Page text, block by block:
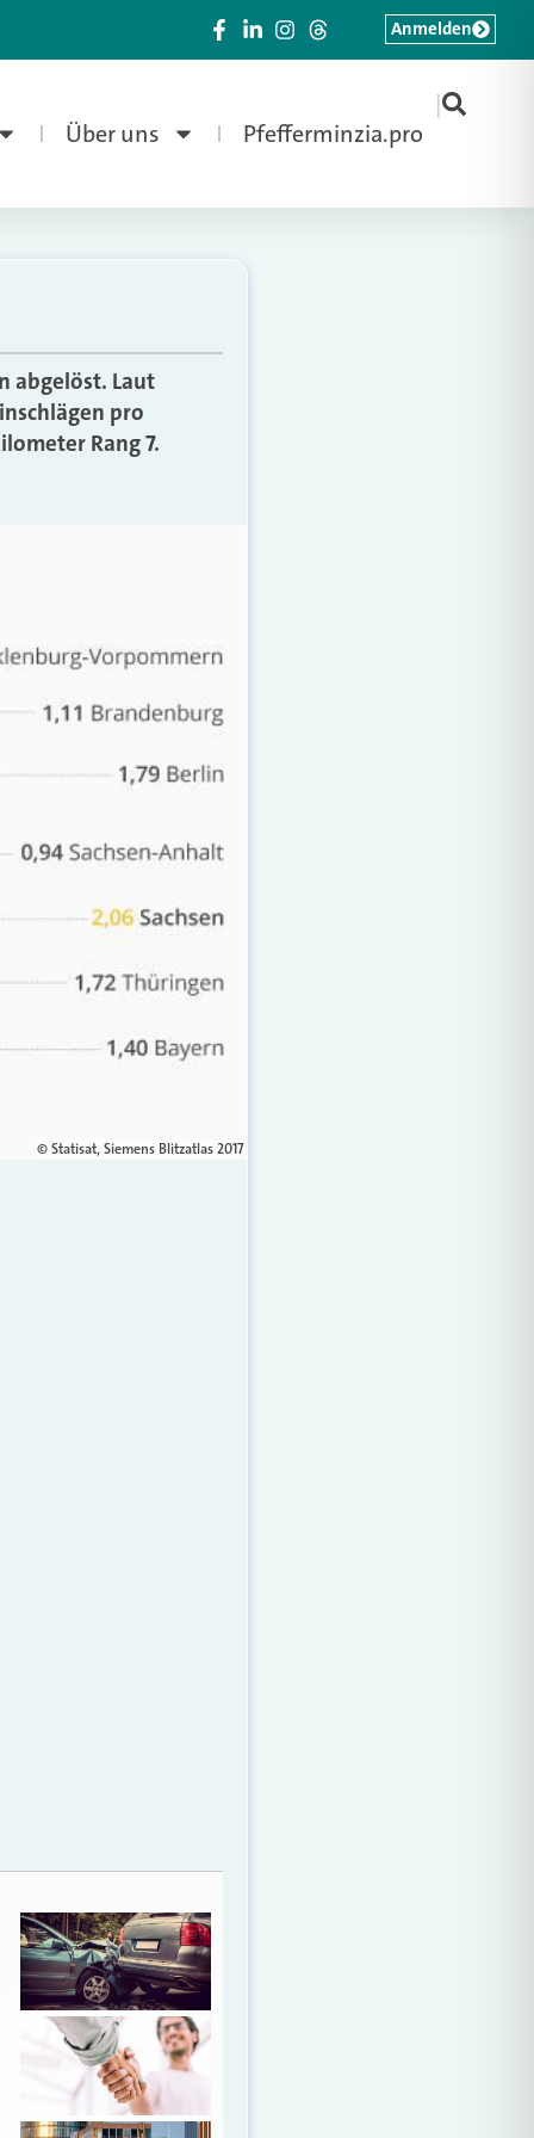
Über uns Pfefferminzia.pro
|
Anmelden
abgelöst. Laut
pro
Rang 7.
© Statisat, Siemens Blitzatlas 2017